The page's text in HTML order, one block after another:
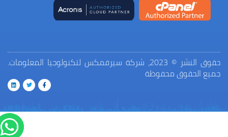
حقوق النشر © 2023، شركة سيرفمكس لتكنولوجيا المعلومات.
جميع الحقوق محفوظة